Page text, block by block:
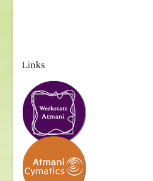
Beitragsnavigation
Links